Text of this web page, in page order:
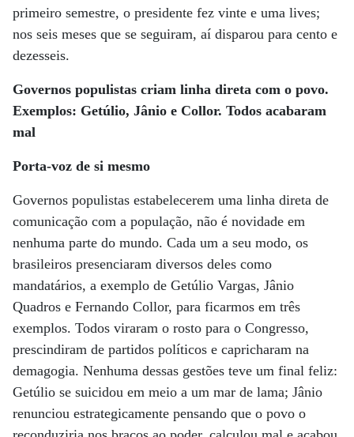
primeiro semestre, o presidente fez vinte e uma lives;
nos seis meses que se seguiram, aí disparou para cento e
dezesseis.
Governos populistas criam linha direta com o povo.
Exemplos: Getúlio, Jânio e Collor. Todos acabaram
mal
Porta-voz de si mesmo
Governos populistas estabelecerem uma linha direta de
comunicação com a população, não é novidade em
nenhuma parte do mundo. Cada um a seu modo, os
brasileiros presenciaram diversos deles como
mandatários, a exemplo de Getúlio Vargas, Jânio
Quadros e Fernando Collor, para ficarmos em três
exemplos. Todos viraram o rosto para o Congresso,
prescindiram de partidos políticos e capricharam na
demagogia. Nenhuma dessas gestões teve um final feliz:
Getúlio se suicidou em meio a um mar de lama; Jânio
renunciou estrategicamente pensando que o povo o